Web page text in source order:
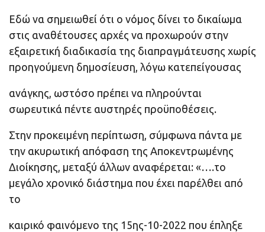
Εδώ να σημειωθεί ότι ο νόμος δίνει το δικαίωμα
στις αναθέτουσες αρχές να προχωρούν στην
εξαιρετική διαδικασία της διαπραγμάτευσης χωρίς
προηγούμενη δημοσίευση, λόγω κατεπείγουσας
ανάγκης, ωστόσο πρέπει να πληρούνται
σωρευτικά πέντε αυστηρές προϋποθέσεις.
Στην προκειμένη περίπτωση, σύμφωνα πάντα με
την ακυρωτική απόφαση της Αποκεντρωμένης
Διοίκησης, μεταξύ άλλων αναφέρεται: «….το
μεγάλο χρονικό διάστημα που έχει παρέλθει από
το
καιρικό φαινόμενο της 15ης-10-2022 που έπληξε